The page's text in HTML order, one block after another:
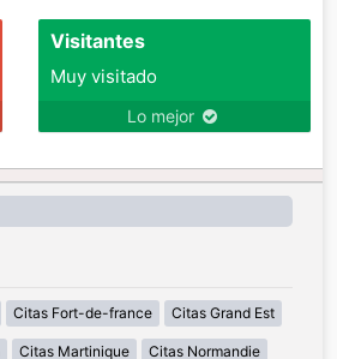
Visitantes
Muy visitado
Lo mejor
Citas Fort-de-france Citas Grand Est
Citas Martinique Citas Normandie